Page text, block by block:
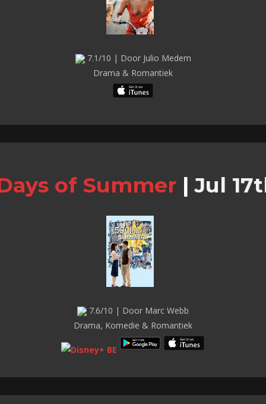
7.1/10 | Door Julio Medem
Drama & Romantiek
of Summer | Jul
7.6/10 | Door Marc Webb
Drama, Komedie & Romantiek